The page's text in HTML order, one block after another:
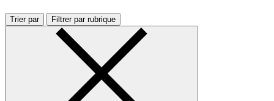
Trier par Filtrer par rubrique